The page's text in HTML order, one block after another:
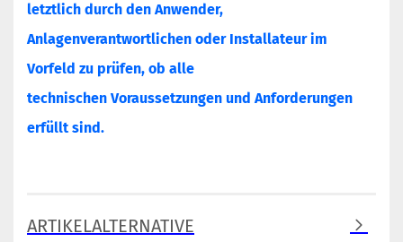
letztlich durch den Anwender,
Anlagenverantwortlichen oder Installateur im
Vorfeld zu prüfen, ob alle
technischen Voraussetzungen und Anforderungen
erfüllt sind.
ARTIKELALTERNATIVE